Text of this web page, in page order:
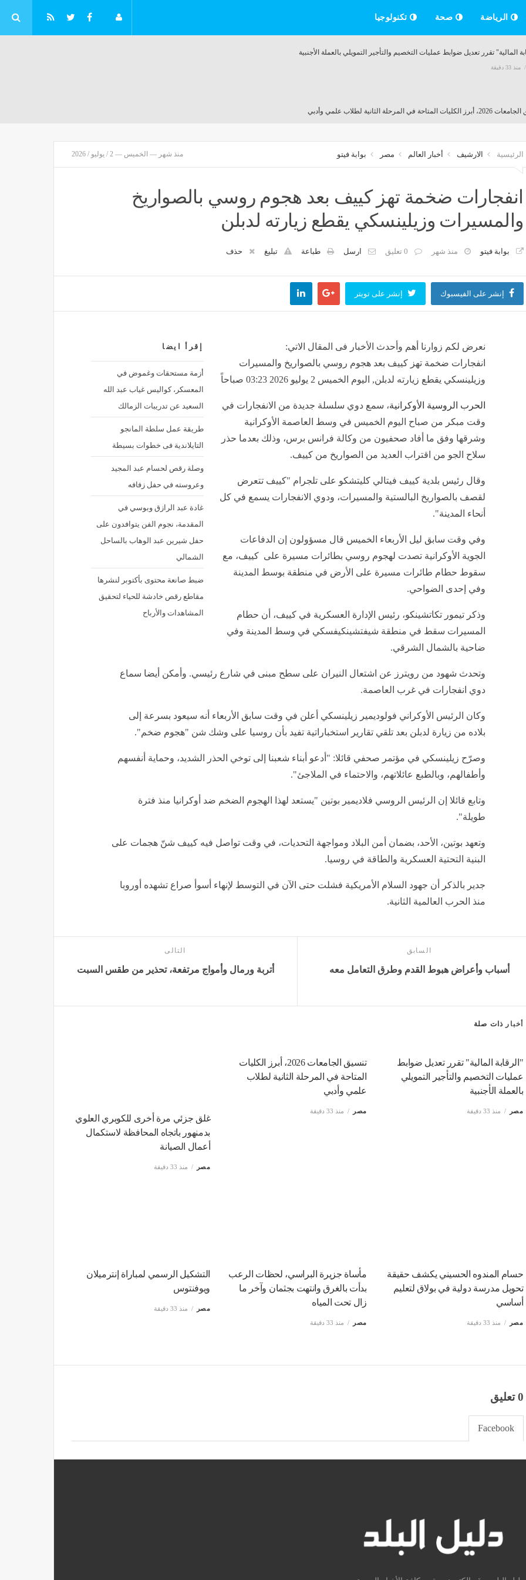
الرياضة صحة تكنولوجيا
المالية" تقرر تعديل ضوابط عمليات التخصيم والتأجير التمويلي بالعملة الأجنبية
منذ 33 دقيقة
المتاحة في المرحلة الثانية لطلاب علمي وأدبي
مرة أخرى للكوبري العلوي بدمنهور باتجاه المحافظة لاستكمال أعمال الصيانة
المندوه الحسيني يكشف حقيقة تحويل مدرسة دولية في بولاق لتعليم أساسي
جزيرة البراسي، لحظات الرعب بدأت بالغرق وانتهت بجثمان وآخر ما زال تحت المياه
إعلام إيراني: اندلاع حريق في سفينة أخرى بمضيق هرمز
مصر منذ 33 دقيقة
أوقاف الشرقية: افتتاح مسجد عباد الرحمن بمركز مشتول السوق
مصر منذ 34 دقيقة
الرئيسية الارشيف أخبار العالم مصر بوابة فيتو منذ شهر — الخميس — 2 / يوليو / 2026
انفجارات ضخمة تهز كييف بعد هجوم روسي بالصواريخ
والمسيرات وزيلينسكي يقطع زيارته لدبلن
بوابة فيتو منذ شهر 0 تعليق ارسل طباعة تبليغ حذف
إنشر على الفيسبوك إنشر على تويتر
إقرأ ايضا
أزمة مستحقات وغموض في
المعسكر، كواليس غياب عبد الله
السعيد عن تدريبات الزمالك
طريقة عمل سلطة المانجو
التايلاندية فى خطوات بسيطة
وصلة رقص لحسام عبد المجيد
وعروسته في حفل زفافه
غادة عبد الرازق وبوسي في
المقدمة، نجوم الفن يتوافدون على
حفل شيرين عبد الوهاب بالساحل
الشمالي
ضبط صانعة محتوى بأكتوبر لنشرها
مقاطع رقص خادشة للحياء لتحقيق
المشاهدات والأرباح
نعرض لكم زوارنا أهم وأحدث الأخبار فى المقال الاتي:
انفجارات ضخمة تهز كييف بعد هجوم روسي بالصواريخ والمسيرات
وزيلينسكي يقطع زيارته لدبلن, اليوم الخميس 2 يوليو 2026 03:23 صباحاً
الحرب الروسية الأوكرانية، سمع دوي سلسلة جديدة من الانفجارات في
وقت مبكر من صباح اليوم الخميس في وسط العاصمة الأوكرانية
وشرقها وفق ما أفاد صحفيون من وكالة فرانس برس، وذلك بعدما حذر
سلاح الجو من اقتراب العديد من الصواريخ من كييف.
وقال رئيس بلدية كييف فيتالي كليتشكو على تلجرام "كييف تتعرض
لقصف بالصواريخ البالستية والمسيرات، ودوي الانفجارات يسمع في كل
أنحاء المدينة".
وفي وقت سابق ليل الأربعاء الخميس قال مسؤولون إن الدفاعات
الجوية الأوكرانية تصدت لهجوم روسي بطائرات مسيرة على كييف، مع
سقوط حطام طائرات مسيرة على الأرض في منطقة بوسط المدينة
وفي إحدى الضواحي.
وذكر تيمور تكاتشينكو، رئيس الإدارة العسكرية في كييف، أن حطام
المسيرات سقط في منطقة شيفتشينكيفسكي في وسط المدينة وفي
ضاحية بالشمال الشرقي.
وتحدث شهود من رويترز عن اشتعال النيران على سطح مبنى في شارع رئيسي. وأمكن أيضا سماع
دوي انفجارات في غرب العاصمة.
وكان الرئيس الأوكراني فولوديمير زيلينسكي أعلن في وقت سابق الأربعاء أنه سيعود بسرعة إلى
بلاده من زيارة لدبلن بعد تلقي تقارير استخباراتية تفيد بأن روسيا على وشك شن "هجوم ضخم".
وصرّح زيلينسكي في مؤتمر صحفي قائلا: "أدعو أبناء شعبنا إلى توخي الحذر الشديد، وحماية أنفسهم
وأطفالهم، وبالطبع عائلاتهم، والاحتماء في الملاجئ".
وتابع قائلا إن الرئيس الروسي فلاديمير بوتين "يستعد لهذا الهجوم الضخم ضد أوكرانيا منذ فترة
طويلة".
وتعهد بوتين، الأحد، بضمان أمن البلاد ومواجهة التحديات، في وقت تواصل فيه كييف شنّ هجمات على
البنية التحتية العسكرية والطاقة في روسيا.
جدير بالذكر أن جهود السلام الأمريكية فشلت حتى الآن في التوسط لإنهاء أسوأ صراع تشهده أوروبا
منذ الحرب العالمية الثانية.
السابق
أسباب وأعراض هبوط القدم وطرق التعامل معه
التالى
أتربة ورمال وأمواج مرتفعة، تحذير من طقس السبت
أخبار ذات صلة
غلق جزئي مرة أخرى للكوبري العلوي
بدمنهور باتجاه المحافظة لاستكمال
أعمال الصيانة
مصر منذ 33 دقيقة
حسام المندوه الحسيني يكشف حقيقة
تحويل مدرسة دولية في بولاق لتعليم
أساسي
مصر منذ 33 دقيقة
مأساة جزيرة البراسي، لحظات الرعب
بدأت بالغرق وانتهت بجثمان وآخر ما
زال تحت المياه
مصر منذ 33 دقيقة
التشكيل الرسمي لمباراة إنترميلان
ويوفنتوس
مصر منذ 33 دقيقة
0 تعليق
Facebook